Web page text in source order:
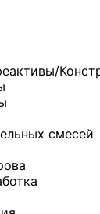
смесей